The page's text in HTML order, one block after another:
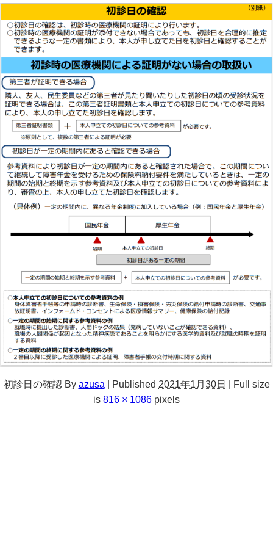
初診日の確認 By azusa Published 2021年1月30日
Full size
is 816 × 1086 pixels